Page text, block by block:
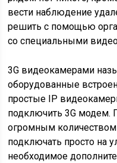
вести наблюдение
решить с помощью
со специальными
3G видеокамерами
оборудованные
простые IP
подключить 3G модем.
огромным
подключать просто на
необходимое